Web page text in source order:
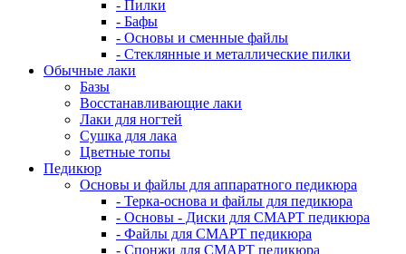
- Пилки
- Бафы
- Основы и сменные файлы
- Стеклянные и металлические пилки
Обычные лаки
Базы
Восстанавливающие лаки
Лаки для ногтей
Сушка для лака
Цветные топы
Педикюр
Основы и файлы для аппаратного педикюра
- Терка-основа и файлы для педикюра
- Основы - Диски для СМАРТ педикюра
- Файлы для СМАРТ педикюра
- Спонжи для СМАРТ педикюра